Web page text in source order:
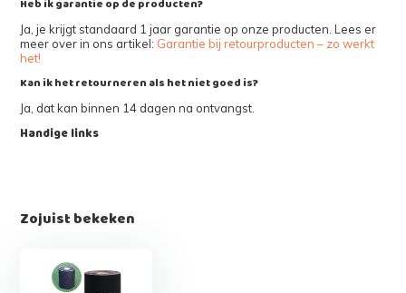
Heb ik garantie op de producten?
Ja, je krijgt standaard 1 jaar garantie op onze producten. Lees er
meer over in ons artikel: Garantie bij retourproducten – zo werkt
het!
Kan ik het retourneren als het niet goed is?
Ja, dat kan binnen 14 dagen na ontvangst.
Handige links
Zojuist bekeken